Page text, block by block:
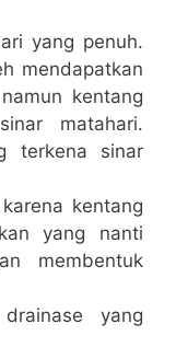
yang penuh.
mendapatkan
kentang
matahari.
terkena sinar
kentang
yang nanti
membentuk
yang